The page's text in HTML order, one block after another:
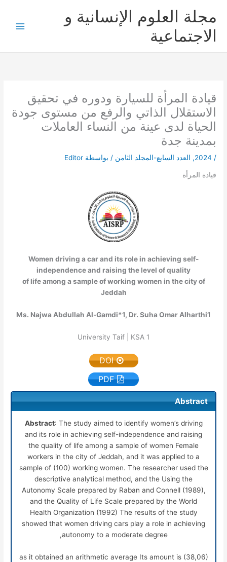
المحتوى
مجلة العلوم الإنسانية و
الاجتماعية
قيادة المرأة للسيارة ودوره في تحقيق
الاستقلال الذاتي والرفع من مستوى جودة
الحياة لدى عينة من النساء العاملات
بمدينة جدة
/
2024
, العدد السابع-المجلد الثامن / بواسطة Editor
قيادة المرأة
Women driving a car and its role in achieving self-
independence and raising the level of quality
of life among a sample of working women in the city of
Jeddah
Ms. Najwa Abdullah Al-Gamdi*1, Dr. Suha Omar Alharthi1
1
DOI
PDF
Abstract
Abstract: The study aimed to identify women’s driving
and its role in achieving self-independence and raising
the quality of life among a sample of women Female
workers in the city of Jeddah, and it was applied to a
sample of (100) working women. The researcher used the
descriptive analytical method, and the Using the
Autonomy Scale prepared by Raban and Connell (1989),
and the Quality of Life Scale prepared by the World
Health Organization (1992) The results of the study
showed that women driving cars play a role in achieving
autonomy to a moderate degree,
as it obtained an arithmetic average Its amount is (38,06)